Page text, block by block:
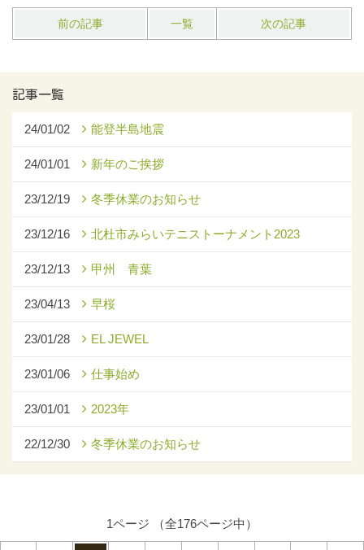
前の記事 一覧 次の記事
記事一覧
24/01/02 能登半島地震
24/01/01 新年のご挨拶
23/12/19 冬季休業のお知らせ
23/12/16 北杜市みらいテニストーナメント2023
23/12/13 甲州 青葉
23/04/13 早桜
23/01/28 EL JEWEL
23/01/06 仕事始め
23/01/01 2023年
22/12/30 冬季休業のお知らせ
1ページ （全176ページ中）